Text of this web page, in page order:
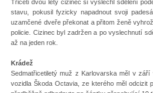
Třiceti dvou letý cizinec si vyslechl sdělení
stavu, pokusil fyzicky napadnout svoji
uzamčené dveře překonat a přitom ženě
policie. Cizinec byl zadržen a po vyslechnutí
až na jeden rok.
Krádež
Sedmatřicetiletý muž z Karlovarska měl v
vozidla Škoda Octavia, ze kterého měl odcizit